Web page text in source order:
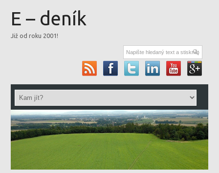
E – deník
Již od roku 2001!